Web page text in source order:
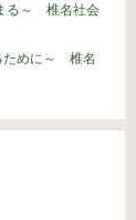
る～ 椎名社会
ために～ 椎名